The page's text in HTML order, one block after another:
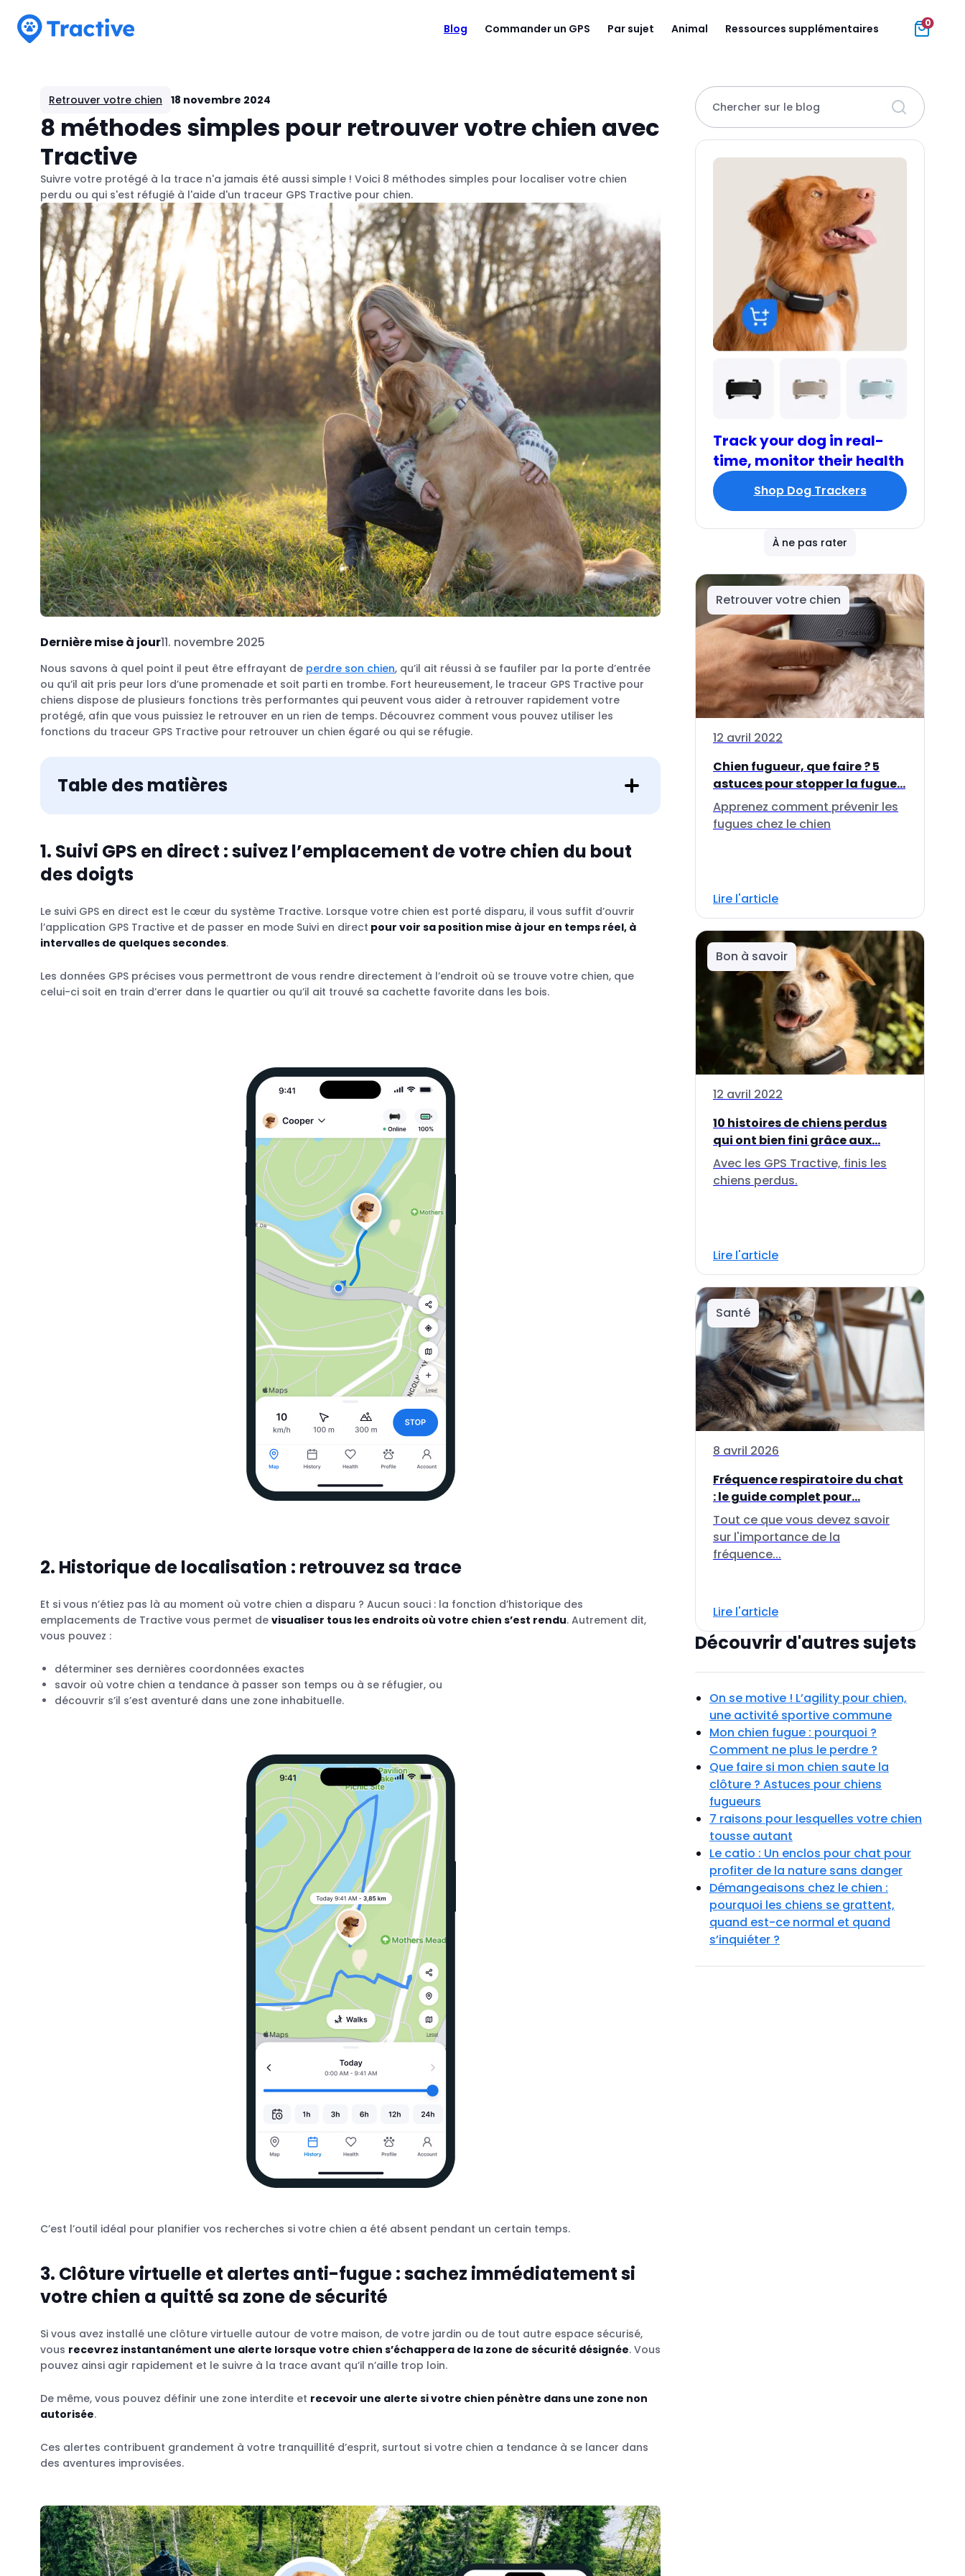
Blog Commander un GPS Par sujet Animal Ressources supplémentaires 0
Retrouver votre chien 18 novembre 2024
8 méthodes simples pour retrouver votre chien avec
Tractive
Suivre votre protégé à la trace n'a jamais été aussi simple ! Voici 8 méthodes simples pour localiser votre chien
perdu ou qui s'est réfugié à l'aide d'un traceur GPS Tractive pour chien.
Dernière mise à jour11. novembre 2025
Nous savons à quel point il peut être effrayant de perdre son chien, qu’il ait réussi à se faufiler par la porte d’entrée
ou qu’il ait pris peur lors d’une promenade et soit parti en trombe. Fort heureusement, le traceur GPS Tractive pour
chiens dispose de plusieurs fonctions très performantes qui peuvent vous aider à retrouver rapidement votre
protégé, afin que vous puissiez le retrouver en un rien de temps. Découvrez comment vous pouvez utiliser les
fonctions du traceur GPS Tractive pour retrouver un chien égaré ou qui se réfugie.
Table des matières
1. Suivi GPS en direct : suivez l’emplacement de votre chien du bout
des doigts
Le suivi GPS en direct est le cœur du système Tractive. Lorsque votre chien est porté disparu, il vous suffit d’ouvrir
l’application GPS Tractive et de passer en mode Suivi en direct pour voir sa position mise à jour en temps réel, à
intervalles de quelques secondes.
Les données GPS précises vous permettront de vous rendre directement à l’endroit où se trouve votre chien, que
celui-ci soit en train d’errer dans le quartier ou qu’il ait trouvé sa cachette favorite dans les bois.
2. Historique de localisation : retrouvez sa trace
Et si vous n’étiez pas là au moment où votre chien a disparu ? Aucun souci : la fonction d’historique des
emplacements de Tractive vous permet de visualiser tous les endroits où votre chien s’est rendu. Autrement dit,
vous pouvez :
déterminer ses dernières coordonnées exactes
savoir où votre chien a tendance à passer son temps ou à se réfugier, ou
découvrir s’il s’est aventuré dans une zone inhabituelle.
C’est l’outil idéal pour planifier vos recherches si votre chien a été absent pendant un certain temps.
3. Clôture virtuelle et alertes anti-fugue : sachez immédiatement si
votre chien a quitté sa zone de sécurité
Si vous avez installé une clôture virtuelle autour de votre maison, de votre jardin ou de tout autre espace sécurisé,
vous recevrez instantanément une alerte lorsque votre chien s’échappera de la zone de sécurité désignée. Vous
pouvez ainsi agir rapidement et le suivre à la trace avant qu’il n’aille trop loin.
De même, vous pouvez définir une zone interdite et recevoir une alerte si votre chien pénètre dans une zone non
autorisée.
Ces alertes contribuent grandement à votre tranquillité d’esprit, surtout si votre chien a tendance à se lancer dans
des aventures improvisées.
Chercher sur le blog
Track your dog in real-
time, monitor their health
Shop Dog Trackers
À ne pas rater
Retrouver votre chien
12 avril 2022
Chien fugueur, que faire ? 5
astuces pour stopper la fugue...
Apprenez comment prévenir les
fugues chez le chien
Lire l'article
Bon à savoir
12 avril 2022
10 histoires de chiens perdus
qui ont bien fini grâce aux...
Avec les GPS Tractive, finis les
chiens perdus.
Lire l'article
Santé
8 avril 2026
Fréquence respiratoire du chat
: le guide complet pour...
Tout ce que vous devez savoir
sur l'importance de la
fréquence...
Lire l'article
Découvrir d'autres sujets
On se motive ! L’agility pour chien,
une activité sportive commune
Mon chien fugue : pourquoi ?
Comment ne plus le perdre ?
Que faire si mon chien saute la
clôture ? Astuces pour chiens
fugueurs
7 raisons pour lesquelles votre chien
tousse autant
Le catio : Un enclos pour chat pour
profiter de la nature sans danger
Démangeaisons chez le chien :
pourquoi les chiens se grattent,
quand est-ce normal et quand
s’inquiéter ?